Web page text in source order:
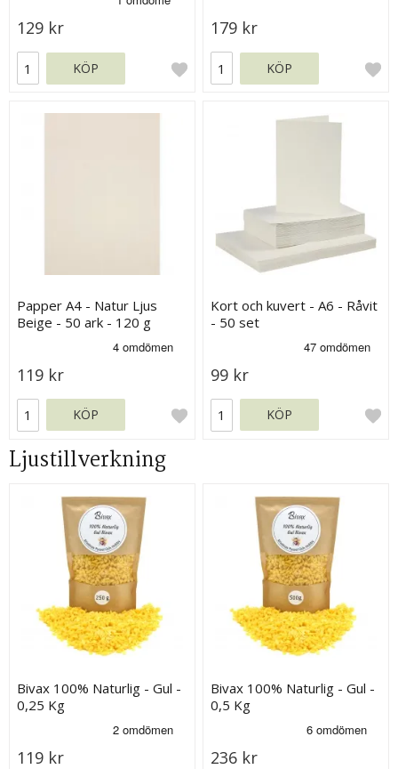
129 kr
KÖP
179 kr
KÖP
Papper A4 - Natur Ljus
Beige - 50 ark - 120 g
119 kr
KÖP
Kort och kuvert - A6 - Råvit
- 50 set
99 kr
KÖP
Ljustillverkning
Bivax 100% Naturlig - Gul -
0,25 Kg
119 kr
Bivax 100% Naturlig - Gul -
0,5 Kg
236 kr